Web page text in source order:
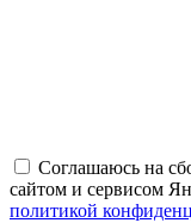
Соглашаюсь на
сайтом и сервисом
политикой